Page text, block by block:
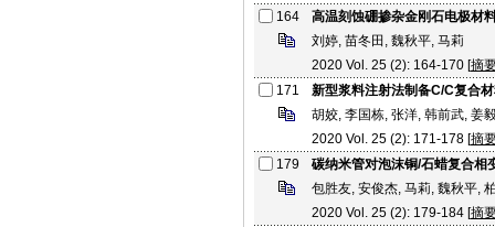
164
高温刻蚀硼掺杂金刚石电极材
刘婷, 苗冬田, 魏秋平, 马莉
2020 Vol. 25 (2): 164-170 [摘
171
新型浆料注射法制备C/C复合
胡姣, 李国栋, 张洋, 韩前武, 姜
2020 Vol. 25 (2): 171-178 [摘
179
碳纳米管对泡沫铜/石蜡复合相
包胜友, 安俊杰, 马莉, 魏秋平,
2020 Vol. 25 (2): 179-184 [摘